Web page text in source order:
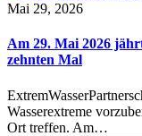
Mai 29, 2026
Am 29. Mai 2026
zehnten Mal
Wasserextreme
Ort treffen. Am…